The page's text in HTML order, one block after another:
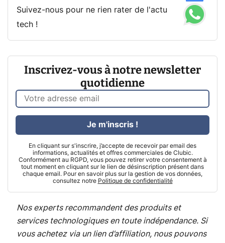
Suivez-nous pour ne rien rater de l'actu
tech !
Inscrivez-vous à notre newsletter
quotidienne
En cliquant sur s'inscrire, j’accepte de recevoir par email des
informations, actualités et offres commerciales de Clubic.
Conformément au RGPD, vous pouvez retirer votre consentement à
tout moment en cliquant sur le lien de désinscription présent dans
chaque email. Pour en savoir plus sur la gestion de vos données,
consultez notre Politique de confidentialité
Je m'inscris !
Nos experts recommandent des produits et
services technologiques en toute indépendance. Si
vous achetez via un lien d’affiliation, nous pouvons